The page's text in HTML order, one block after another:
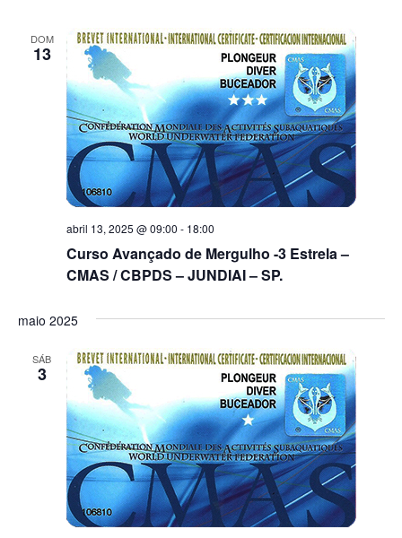
DOM
13
Curso Avançado de Mergulho -3 Estrela –
CMAS / CBPDS – JUNDIAI – SP.
abril 13, 2025 @ 09:00 - 18:00
maio 2025
SÁB
3